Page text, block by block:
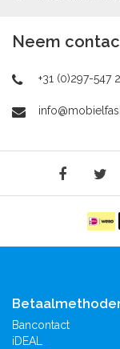
Neem
+31 (0)297-547
Bancontact
iDEAL